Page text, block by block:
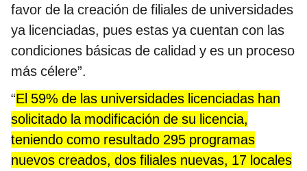
favor de la creación de filiales de universidades
ya licenciadas, pues estas ya cuentan con las
condiciones básicas de calidad y es un proceso
más célere”.
“El 59% de las universidades licenciadas han
solicitado la modificación de su licencia,
teniendo como resultado 295 programas
nuevos creados, dos filiales nuevas, 17 locales